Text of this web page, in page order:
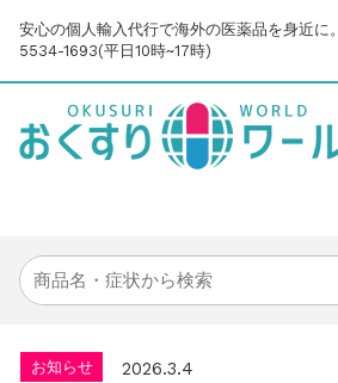
安心の個人輸入代行で海外の医薬品を身近
5534-1693(平日10時~17時)
2025.8.24
問い合わせ停止期間のご案内...
お知らせ
2026.4.9
お知らせ
2026.3.4